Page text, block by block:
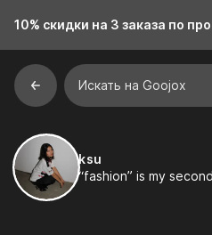
10% скидки на 3 заказа по
Искать на Goojox
ksu
“fashion” is my